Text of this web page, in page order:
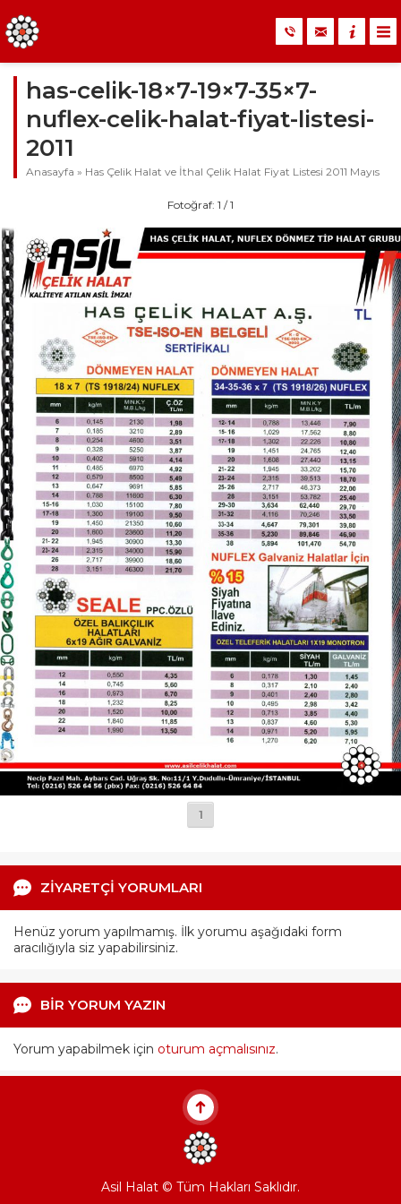
has-celik-18×7-19×7-35×7-
nuflex-celik-halat-fiyat-listesi-
2011
Anasayfa » Has Çelik Halat ve İthal Çelik Halat Fiyat Listesi 2011 Mayıs
Fotoğraf: 1 / 1
1
ZİYARETÇİ YORUMLARI
Henüz yorum yapılmamış. İlk yorumu aşağıdaki form
aracılığıyla siz yapabilirsiniz.
BİR YORUM YAZIN
Yorum yapabilmek için oturum açmalısınız.
Asil Halat © Tüm Hakları Saklıdır.